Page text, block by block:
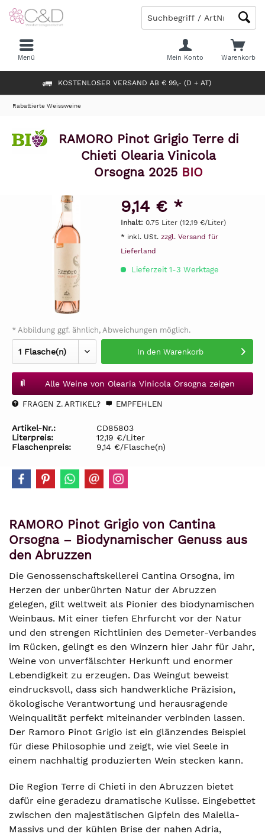
KOSTENLOSER VERSAND AB € 99,- (D + AT)
Warenkorb
Mein Konto
Menü
Rabattierte Weissweine
RAMORO Pinot Grigio Terre di
Chieti Olearia Vinicola
Orsogna 2025 BIO
9,14 € *
Inhalt: 0.75 Liter (12,19 €/Liter)
* inkl. USt. zzgl. Versand für
Lieferland
Lieferzeit 1-3 Werktage
* Abbildung ggf. ähnlich, Abweichungen möglich.
In den Warenkorb
Alle Weine von Olearia Vinicola Orsogna zeigen
FRAGEN Z. ARTIKEL? EMPFEHLEN
Artikel-Nr.:
CD85803
Literpreis:
12,19 €/Liter
Flaschenpreis:
9,14 €/Flasche(n)
RAMORO Pinot Grigio von Cantina
Orsogna – Biodynamischer Genuss aus
den Abruzzen
Die Genossenschaftskellerei Cantina Orsogna, im
Herzen der unberührten Natur der Abruzzen
gelegen, gilt weltweit als Pionier des biodynamischen
Weinbaus. Mit einer tiefen Ehrfurcht vor der Natur
und den strengen Richtlinien des Demeter-Verbandes
im Rücken, gelingt es den Winzern hier Jahr für Jahr,
Weine von unverfälschter Herkunft und enormer
Lebendigkeit zu erzeugen. Das Weingut beweist
eindrucksvoll, dass sich handwerkliche Präzision,
ökologische Verantwortung und herausragende
Weinqualität perfekt miteinander verbinden lassen.
Der Ramoro Pinot Grigio ist ein glänzendes Beispiel
für diese Philosophie und zeigt, wie viel Seele in
einem nachhaltig produzierten Wein stecken kann.
Die Region Terre di Chieti in den Abruzzen bietet
dafür eine geradezu dramatische Kulisse. Eingebettet
zwischen den majestätischen Gipfeln des Maiella-
Massivs und der kühlen Brise der nahen Adria,